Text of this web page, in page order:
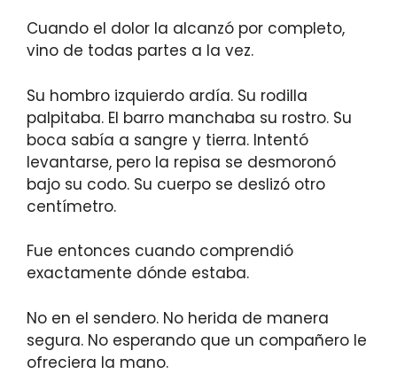
Cuando el dolor la alcanzó por completo,
vino de todas partes a la vez.
Su hombro izquierdo ardía. Su rodilla
palpitaba. El barro manchaba su rostro. Su
boca sabía a sangre y tierra. Intentó
levantarse, pero la repisa se desmoronó
bajo su codo. Su cuerpo se deslizó otro
centímetro.
Fue entonces cuando comprendió
exactamente dónde estaba.
No en el sendero. No herida de manera
segura. No esperando que un compañero le
ofreciera la mano.